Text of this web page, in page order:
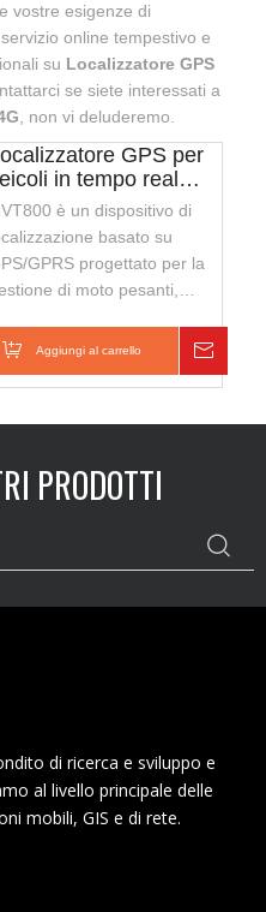
vostre esigenze di
online tempestivo e
su Localizzatore GPS
se siete interessati a
, non vi deluderemo.
GPS per
in tempo reale
4G LTE
è un dispositivo di
basato su
GPRS progettato per la
di moto pesanti,
e flotte.
Aggiungi al carrello
PRODOTTI
di ricerca e sviluppo e
al livello principale delle
mobili, GIS e di rete.